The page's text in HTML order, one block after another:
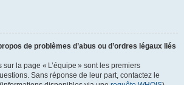
de problèmes d’abus ou d’ordres légaux liés
la page « L’équipe » sont les premiers
Sans réponse de leur part, contactez le